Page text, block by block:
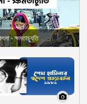
- ক্ষমতাচ্যুতি